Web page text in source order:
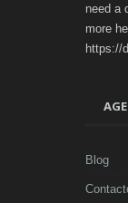
need a
more
https://
Blog